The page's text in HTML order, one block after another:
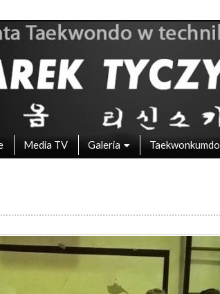
w Taekwondo
Media TV Galeria Taekwonkumdo